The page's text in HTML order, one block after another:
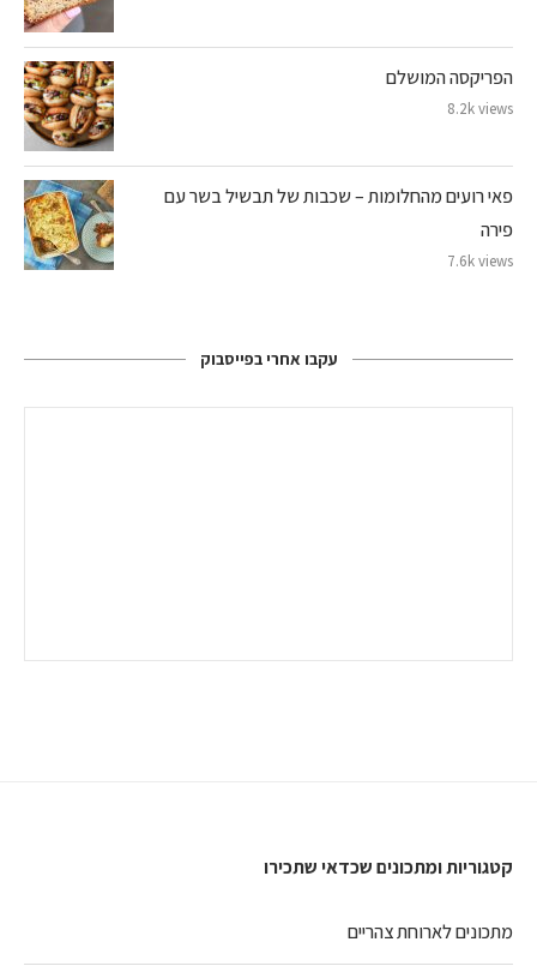
הפריקסה המושלם
8.2k views
פאי רועים מהחלומות – שכבות של תבשיל בשר עם
פירה
7.6k views
עקבו אחרי בפייסבוק
קטגוריות ומתכונים שכדאי שתכירו
מתכונים לארוחת צהריים